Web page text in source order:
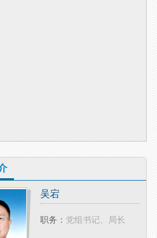
”美丽兵团建设良好开局——2026年兵...
吴宕
职务： 党组书记、局长